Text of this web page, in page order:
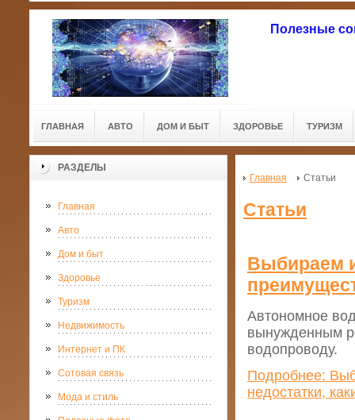
Полезные
ГЛАВНАЯ АВТО ДОМ И БЫТ ЗДОРОВЬЕ ТУРИЗМ
РАЗДЕЛЫ
Главная
Авто
Дом и быт
Здоровье
Туризм
Недвижимость
Интернет и ПК
Сотовая связь
Мода и стиль
Главная Статьи
Статьи
Выбираем
Автономное
вынужденным
водопроводу.
Подробнее:
недостатки,